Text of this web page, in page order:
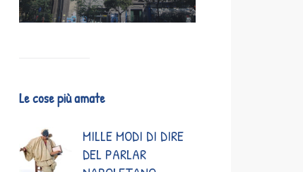
Le cose più amate
MILLE MODI DI DIRE
DEL PARLAR